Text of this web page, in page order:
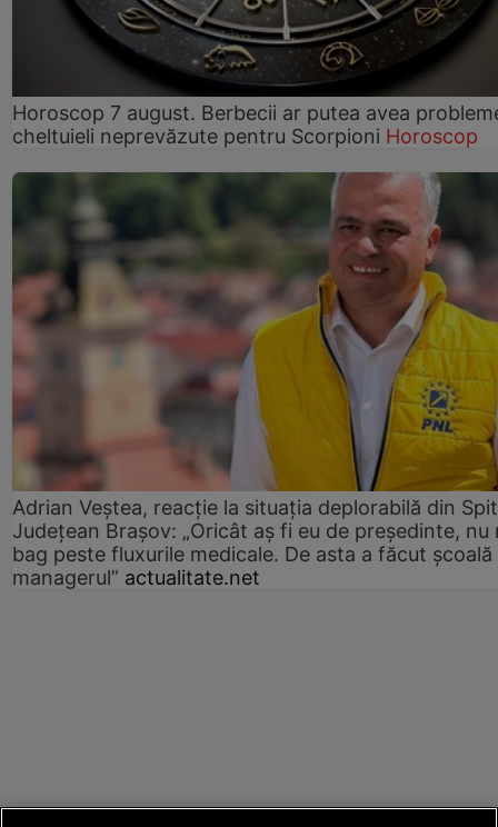
Horoscop 7 august. Berbecii ar putea avea
cheltuieli neprevăzute pentru Scorpioni Horoscop
Adrian Veștea, reacție la situația deplorabilă din
Județean Brașov: „Oricât aș fi eu de președinte, nu
bag peste fluxurile medicale. De asta a făcut școală
managerul” actualitate.net